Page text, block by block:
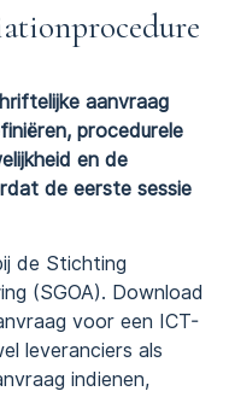
aanvraag
procedurele
en de
de eerste sessie
de Stichting
(SGOA). Download
voor een ICT-
leveranciers als
indienen,